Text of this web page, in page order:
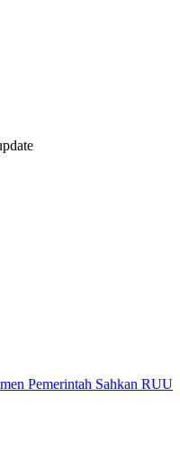
Pemerintah Sahkan RUU